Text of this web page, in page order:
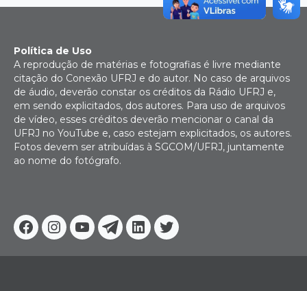
Facebook
Instagram
YoutubeTelegram
Linkedin
Twitter
Política de Uso
A reprodução de matérias e fotografias é livre mediante
citação do Conexão UFRJ e do autor. No caso de arquivos
de áudio, deverão constar os créditos da Rádio UFRJ e,
em sendo explicitados, dos autores. Para uso de arquivos
de vídeo, esses créditos deverão mencionar o canal da
UFRJ no YouTube e, caso estejam explicitados, os autores.
Fotos devem ser atribuídas à SGCOM/UFRJ, juntamente
ao nome do fotógrafo.